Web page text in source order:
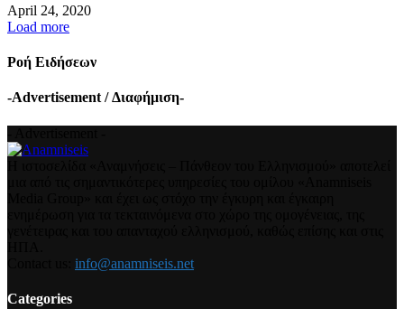
April 24, 2020
Load more
Ροή Ειδήσεων
-Advertisement / Διαφήμιση-
info@anamniseis.net
Categories